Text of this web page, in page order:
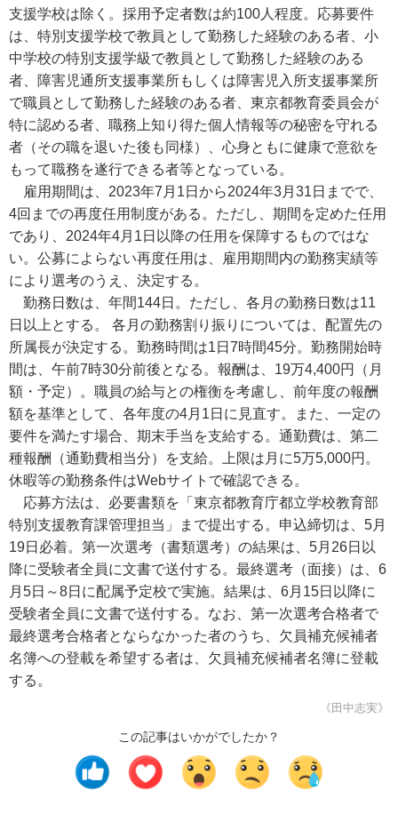
支援学校は除く。採用予定者数は約100人程度。応募要件
は、特別支援学校で教員として勤務した経験のある者、小
中学校の特別支援学級で教員として勤務した経験のある
者、障害児通所支援事業所もしくは障害児入所支援事業所
で職員として勤務した経験のある者、東京都教育委員会が
特に認める者、職務上知り得た個人情報等の秘密を守れる
者（その職を退いた後も同様）、心身ともに健康で意欲を
もって職務を遂行できる者等となっている。
雇用期間は、2023年7月1日から2024年3月31日までで、
4回までの再度任用制度がある。ただし、期間を定めた任用
であり、2024年4月1日以降の任用を保障するものではな
い。公募によらない再度任用は、雇用期間内の勤務実績等
により選考のうえ、決定する。
勤務日数は、年間144日。ただし、各月の勤務日数は11
日以上とする。 各月の勤務割り振りについては、配置先の
所属長が決定する。勤務時間は1日7時間45分。勤務開始時
間は、午前7時30分前後となる。報酬は、19万4,400円（月
額・予定）。職員の給与との権衡を考慮し、前年度の報酬
額を基準として、各年度の4月1日に見直す。また、一定の
要件を満たす場合、期末手当を支給する。通勤費は、第二
種報酬（通勤費相当分）を支給。上限は月に5万5,000円。
休暇等の勤務条件はWebサイトで確認できる。
応募方法は、必要書類を「東京都教育庁都立学校教育部
特別支援教育課管理担当」まで提出する。申込締切は、5月
19日必着。第一次選考（書類選考）の結果は、5月26日以
降に受験者全員に文書で送付する。最終選考（面接）は、6
月5日～8日に配属予定校で実施。結果は、6月15日以降に
受験者全員に文書で送付する。なお、第一次選考合格者で
最終選考合格者とならなかった者のうち、欠員補充候補者
名簿への登載を希望する者は、欠員補充候補者名簿に登載
する。
《田中志実》
この記事はいかがでしたか？